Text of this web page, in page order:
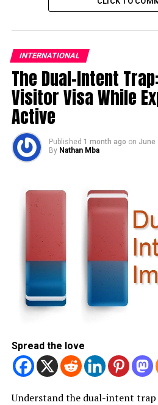
INTERNATIONAL
The Dual-Intent
Visitor Visa While
Active
Published 1 month ago on June
By Nathan Mba
Spread the love
Understand the dual-intent